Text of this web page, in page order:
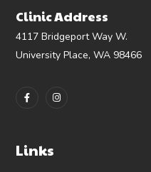
Clinic Address
4117 Bridgeport Way W.
University Place, WA 98466
Links